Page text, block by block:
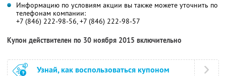
Информацию по условиям акции вы также можете уточнить по
телефонам компании:
+7 (846) 222-98-56, +7 (846) 222-98-57
Купон действителен по 30 ноября 2015 включительно
Узнай, как воспользоваться купоном